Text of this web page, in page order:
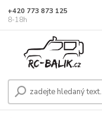
+420 773 873 125
8-18h